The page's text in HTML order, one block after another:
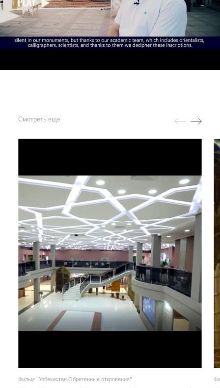
PLAY
Смотреть еще
Фильм "Узбекистан.Обретенные откровения"